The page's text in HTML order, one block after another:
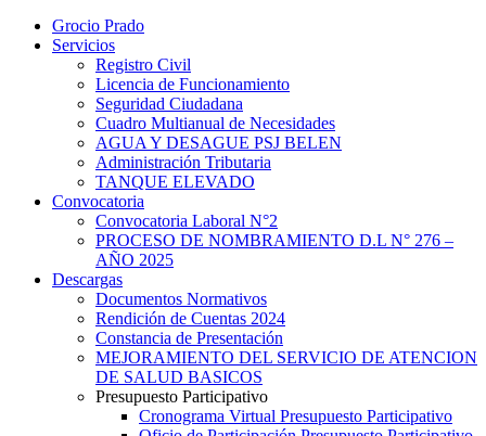
Grocio Prado
Servicios
Registro Civil
Licencia de Funcionamiento
Seguridad Ciudadana
Cuadro Multianual de Necesidades
AGUA Y DESAGUE PSJ BELEN
Administración Tributaria
TANQUE ELEVADO
Convocatoria
Convocatoria Laboral N°2
PROCESO DE NOMBRAMIENTO D.L N° 276 –
AÑO 2025
Descargas
Documentos Normativos
Rendición de Cuentas 2024
Constancia de Presentación
MEJORAMIENTO DEL SERVICIO DE ATENCION
DE SALUD BASICOS
Presupuesto Participativo
Cronograma Virtual Presupuesto Participativo